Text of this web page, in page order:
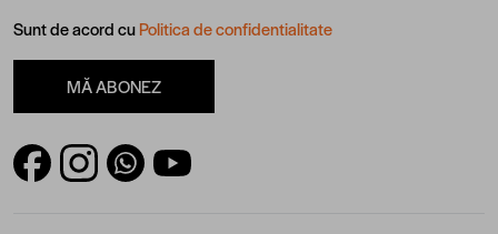
Sunt de acord cuPolitica de confidentialitate
MĂ ABONEZ